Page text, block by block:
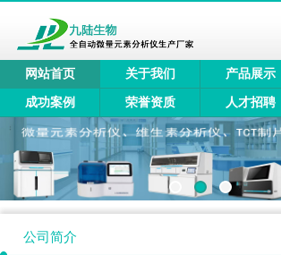
网站首页 关于我们 产品展示
成功案例 荣誉资质 人才招聘
公司简介